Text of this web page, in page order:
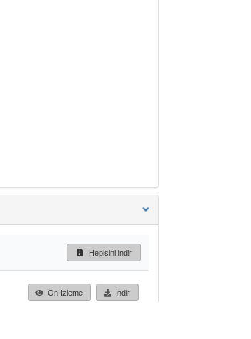
Hepisini indir
Ön İzleme İndir